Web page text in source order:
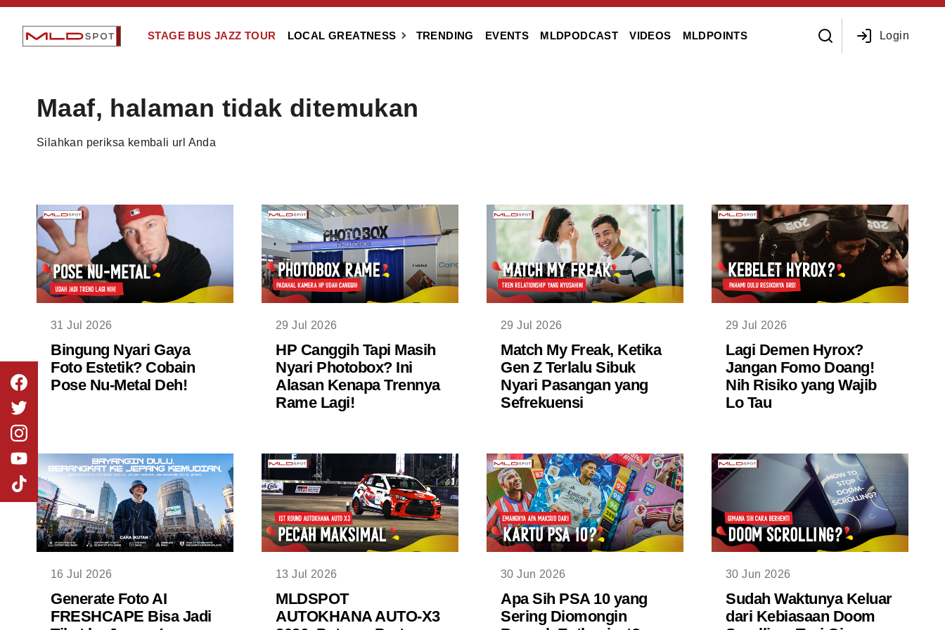
STAGE BUS JAZZ TOUR LOCAL GREATNESS TRENDING EVENTS MLDPODCAST VIDEOS MLDPOINTS Login
Maaf, halaman tidak ditemukan
Silahkan periksa kembali url Anda
31 Jul 2026
Bingung Nyari Gaya
Foto Estetik? Cobain
Pose Nu-Metal Deh!
29 Jul 2026
HP Canggih Tapi Masih
Nyari Photobox? Ini
Alasan Kenapa Trennya
Rame Lagi!
29 Jul 2026
Match My Freak, Ketika
Gen Z Terlalu Sibuk
Nyari Pasangan yang
Sefrekuensi
29 Jul 2026
Lagi Demen Hyrox?
Jangan Fomo Doang!
Nih Risiko yang Wajib
Lo Tau
16 Jul 2026
Generate Foto AI
FRESHCAPE Bisa Jadi
13 Jul 2026
MLDSPOT
AUTOKHANA AUTO-X3
30 Jun 2026
Apa Sih PSA 10 yang
Sering Diomongin
30 Jun 2026
Sudah Waktunya Keluar
dari Kebiasaan Doom